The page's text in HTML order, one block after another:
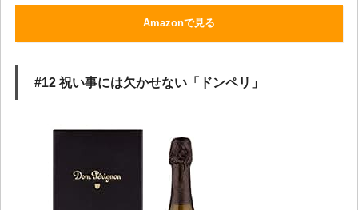
Amazonで見る
#12 祝い事には欠かせない「ドンペリ」